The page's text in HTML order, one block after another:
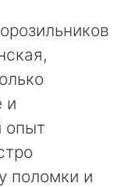
и
опыт
поломки и